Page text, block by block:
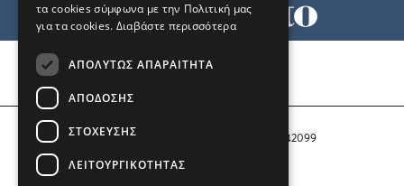
Αριθμός Πιστοποίησης Μ.Η.Τ. 242099
τα cookies σύμφωνα με την Πολιτική μας
για τα cookies. Διαβάστε περισσότερα
ΑΠΟΛΎΤΩΣ ΑΠΑΡΑΊΤΗΤΑ
ΑΠΌΔΟΣΗΣ
ΣΤΌΧΕΥΣΗΣ
ΛΕΙΤΟΥΡΓΙΚΌΤΗΤΑΣ